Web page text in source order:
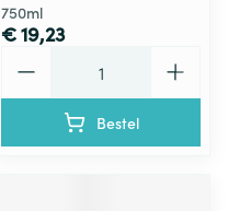
750ml
€ 19,23
Bestel